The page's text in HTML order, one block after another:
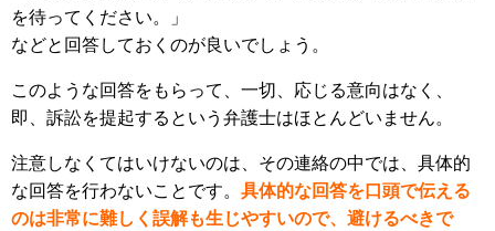
を待ってください。」
などと回答しておくのが良いでしょう。
このような回答をもらって、一切、応じる意向はなく、
即、訴訟を提起するという弁護士はほとんどいません。
注意しなくてはいけないのは、その連絡の中では、具体的
な回答を行わないことです。 具体的な回答を口頭で伝える
のは非常に難しく誤解も生じやすいので、避けるべきで